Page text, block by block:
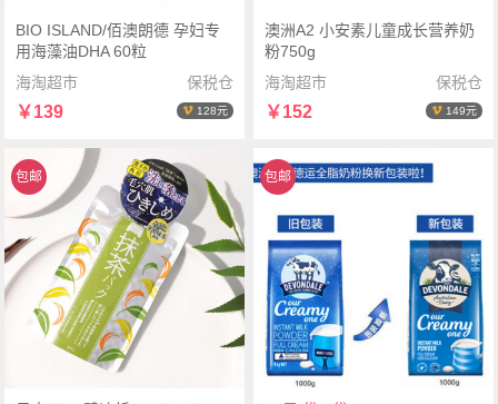
BIO ISLAND/佰澳朗德 孕妇专
用海藻油DHA 60粒
海淘超市
保税仓
￥139 128元
澳洲A2 小安素儿童成长营养奶
粉750g
海淘超市
保税仓
￥152 149元
包邮 包邮